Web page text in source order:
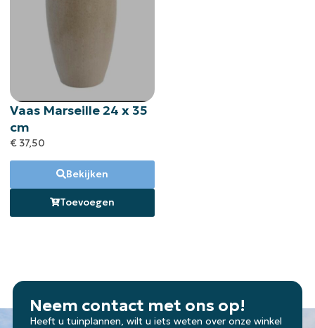
Vaas Marseille 24 x 35
cm
€ 37,50
Bekijken
Toevoegen
Neem contact met ons op!
Heeft u tuinplannen, wilt u iets weten over onze winkel